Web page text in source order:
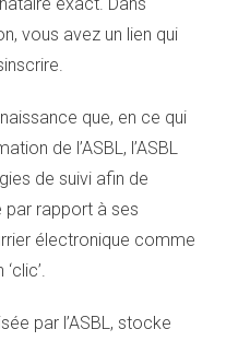
vous avez un lien qui
que, en ce qui
de l’ASBL, l’ASBL
de suivi afin de
par rapport à ses
électronique comme
par l’ASBL, stocke